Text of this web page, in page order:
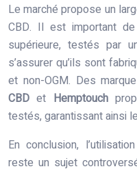
Le marché propose un
CBD. Il est important
supérieure, testés par
s’assurer qu’ils sont
et non-OGM. Des
CBDet Hemptouch
testés, garantissant ainsi
En conclusion,
reste un sujet